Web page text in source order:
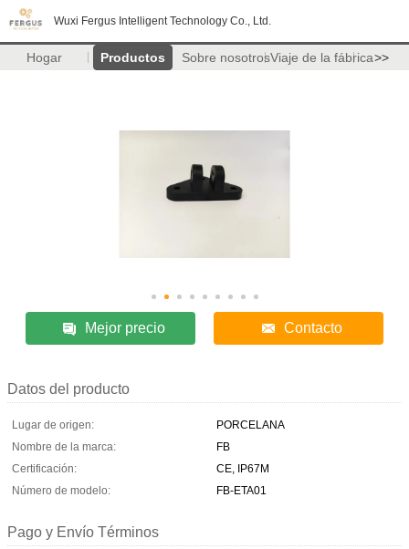
Wuxi Fergus Intelligent Technology Co., Ltd.
Hogar Productos Sobre nosotrosViaje de la fábrica>>
Mejor precio Contacto
Datos del producto
Lugar de origen:
PORCELANA
Nombre de la marca:
FB
Certificación:
CE, IP67M
Número de modelo:
FB-ETA01
Pago y Envío Términos